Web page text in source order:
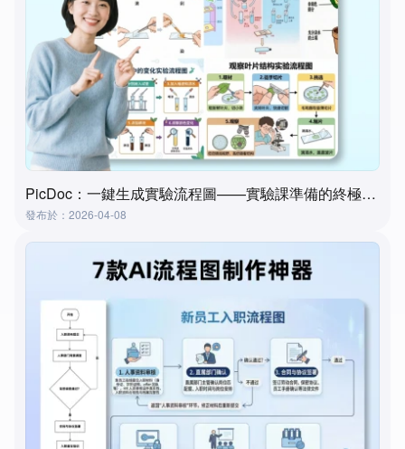
PicDoc：一鍵生成實驗流程圖——實驗課準備的終極工具
發布於：2026-04-08